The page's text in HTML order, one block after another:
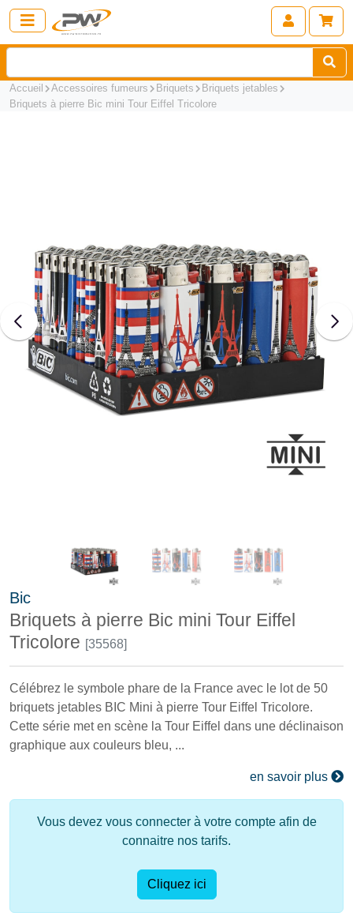
Accueil Accessoires fumeurs Briquets
Briquets jetables
Briquets à pierre Bic mini Tour Eiffel Tricolore
Bic
Briquets à pierre Bic mini Tour Eiffel
Tricolore [35568]
Célébrez le symbole phare de la France avec le lot de 50
briquets jetables BIC Mini à pierre Tour Eiffel Tricolore.
Cette série met en scène la Tour Eiffel dans une déclinaison
graphique aux couleurs bleu, ...
en savoir plus
Vous devez vous connecter à votre compte afin de
connaitre nos tarifs.
Cliquez ici